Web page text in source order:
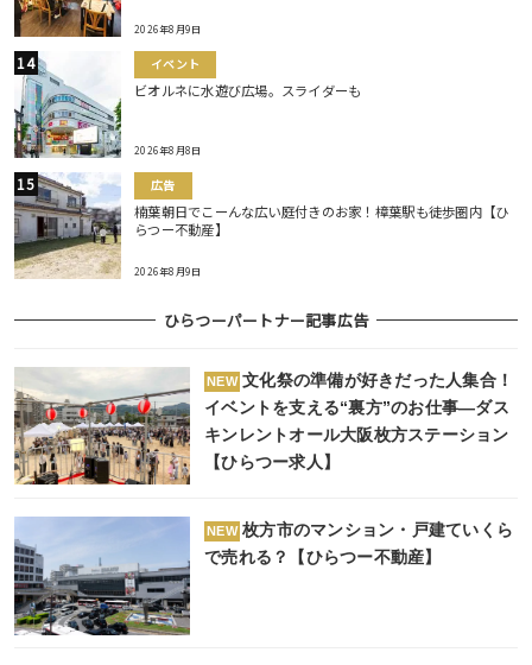
2026年8月9日
イベント
ビオルネに水遊び広場。スライダーも
2026年8月8日
広告
楠葉朝日でこーんな広い庭付きのお家！樟葉駅も徒歩圏内【ひ
らつー不動産】
2026年8月9日
ひらつーパートナー記事広告
NEW 文化祭の準備が好きだった人集合！
イベントを支える“裏方”のお仕事―ダス
キンレントオール大阪枚方ステーション
【ひらつー求人】
NEW 枚方市のマンション・戸建ていくら
で売れる？【ひらつー不動産】